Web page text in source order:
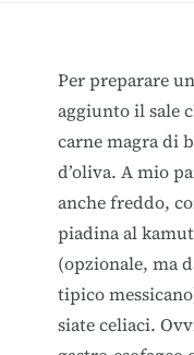
Per preparare
aggiunto il sale
carne magra di
d’oliva. A mio
anche freddo,
piadina al
(opzionale, ma
tipico
siate celiaci.